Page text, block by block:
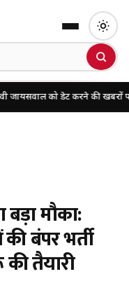
डेट करने की खबरों पर मृणाल
मौका:
बंपर भर्ती
तैयारी